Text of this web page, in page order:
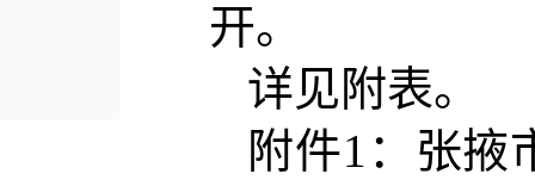
开。
详见附表。
附件1：张掖